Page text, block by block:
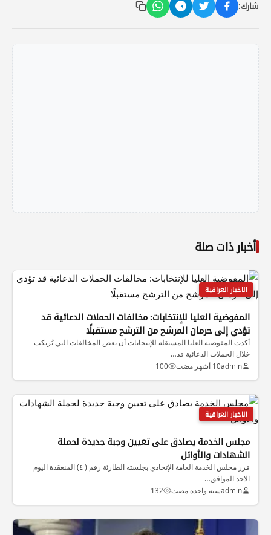
شارك:
أخبار ذات صلة
الاخبار العراقية
المفوضية العليا للإنتخابات: مخالفات الحملات الدعائية قد
تؤدي إلى حرمان المرشح من الترشح مستقبلًا
أكدت المفوضية العليا المستقلة للإنتخابات أن بعض المخالفات التي تُرتكب
خلال الحملات الدعائية قد…
admin10 أشهر مضت 100
الاخبار العراقية
مجلس الخدمة يصادق على تعيين وجبة جديدة لحملة
الشهادات والأوائل
قرر مجلس الخدمة العامة الإتحادي بجلسته الطارئة رقم ( ٤) المنعقدة اليوم
الاحد الموافق…
adminسنة واحدة مضت 132